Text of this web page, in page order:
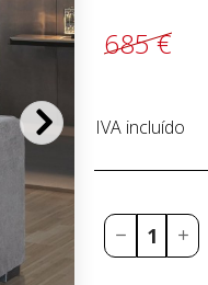
685 €
IVA incluído